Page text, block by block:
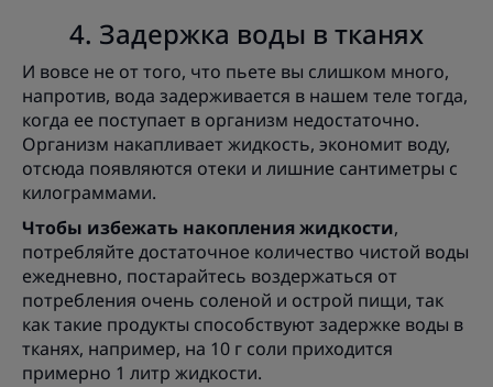
4. Задержка воды в тканях
И вовсе не от того, что пьете вы слишком много,
напротив, вода задерживается в нашем теле тогда,
когда ее поступает в организм недостаточно.
Организм накапливает жидкость, экономит воду,
отсюда появляются отеки и лишние сантиметры с
килограммами.
Чтобы избежать накопления жидкости,
потребляйте достаточное количество чистой воды
ежедневно, постарайтесь воздержаться от
потребления очень соленой и острой пищи, так
как такие продукты способствуют задержке воды в
тканях, например, на 10 г соли приходится
примерно 1 литр жидкости.